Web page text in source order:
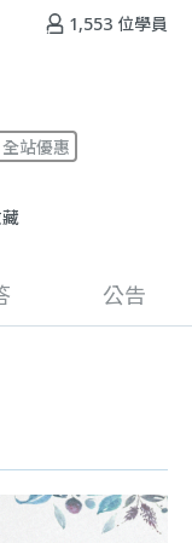
1,553 位學員
全站優惠
公告